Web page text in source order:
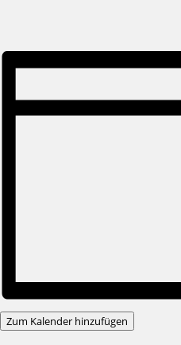
Zum Kalender hinzufügen